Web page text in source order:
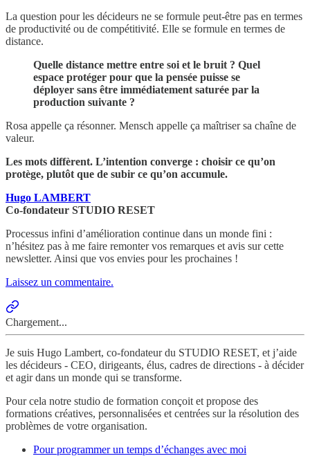
La question pour les décideurs ne se formule peut-être pas en termes
de productivité ou de compétitivité. Elle se formule en termes de
distance.
Quelle distance mettre entre soi et le bruit ? Quel
espace protéger pour que la pensée puisse se
déployer sans être immédiatement saturée par la
production suivante ?
Rosa appelle ça résonner. Mensch appelle ça maîtriser sa chaîne de
valeur.
Les mots diffèrent. L’intention converge : choisir ce qu’on
protège, plutôt que de subir ce qu’on accumule.
Hugo LAMBERT
Co-fondateur STUDIO RESET
Processus infini d’amélioration continue dans un monde fini :
n’hésitez pas à me faire remonter vos remarques et avis sur cette
newsletter. Ainsi que vos envies pour les prochaines !
Laissez un commentaire.
Chargement...
Je suis Hugo Lambert, co-fondateur du STUDIO RESET, et j’aide
les décideurs - CEO, dirigeants, élus, cadres de directions - à décider
et agir dans un monde qui se transforme.
Pour cela notre studio de formation conçoit et propose des
formations créatives, personnalisées et centrées sur la résolution des
problèmes de votre organisation.
Pour programmer un temps d’échanges avec moi